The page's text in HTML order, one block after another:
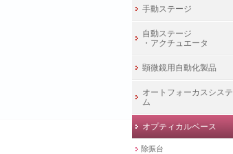
手動ステージ
自動ステージ
・アクチュエータ
顕微鏡用自動化製品
オートフォーカスシステ
ム
オプティカルベース
除振台